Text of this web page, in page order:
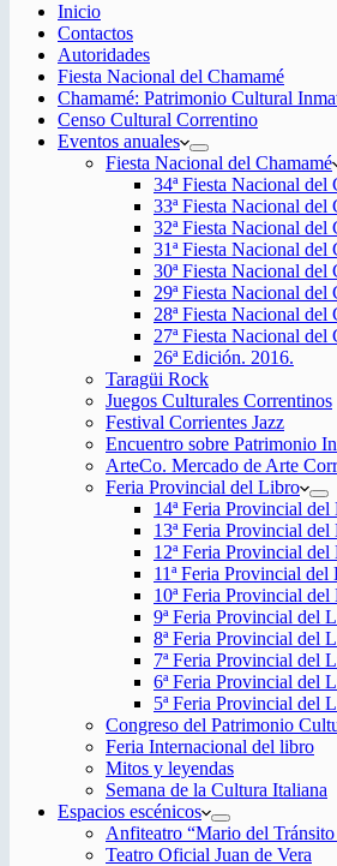
Inicio
Contactos
Autoridades
Fiesta Nacional del Chamamé
Chamamé: Patrimonio Cultural
Censo Cultural Correntino
Eventos anuales
Fiesta Nacional del Chamamé
34ª Fiesta Nacional del
33ª Fiesta Nacional del
32ª Fiesta Nacional del
31ª Fiesta Nacional del
30ª Fiesta Nacional del
29ª Fiesta Nacional del
28ª Fiesta Nacional del
27ª Fiesta Nacional del
26ª Edición. 2016.
Taragüi Rock
Juegos Culturales Correntinos
Festival Corrientes Jazz
Encuentro sobre Patrimonio
ArteCo. Mercado de Arte
Feria Provincial del Libro
14ª Feria Provincial
13ª Feria Provincial
12ª Feria Provincial
11ª Feria Provincial del
10ª Feria Provincial
9ª Feria Provincial del
8ª Feria Provincial del
7ª Feria Provincial del
6ª Feria Provincial del
5ª Feria Provincial del
Congreso del Patrimonio
Feria Internacional del libro
Mitos y leyendas
Semana de la Cultura Italiana
Espacios escénicos
Anfiteatro “Mario del
Teatro Oficial Juan de Vera